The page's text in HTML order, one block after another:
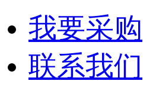
我要采购
联系我们